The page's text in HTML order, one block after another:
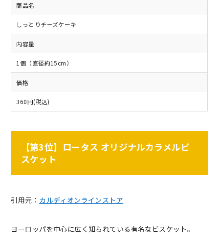
商品名
しっとりチーズケーキ
内容量
1個（直径約15cm）
価格
360円(税込)
【第3位】ロータス オリジナルカラメルビ
スケット
引用元： カルディオンラインストア
ヨーロッパを中心に広く知られている有名なビスケット。